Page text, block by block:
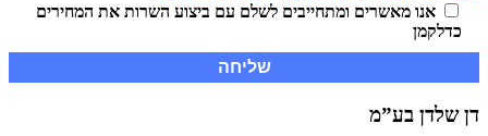
אנו מאשרים ומתחייבים לשלם עם ביצוע השרות את המחירים
כדלקמן
דן שלדן בע”מ